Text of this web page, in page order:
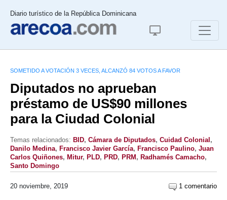
Diario turístico de la República Dominicana
SOMETIDO A VOTACIÓN 3 VECES, ALCANZÓ 84 VOTOS A FAVOR
Diputados no aprueban
préstamo de US$90 millones
para la Ciudad Colonial
Temas relacionados: BID, Cámara de Diputados, Cuidad Colonial ,
Danilo Medina, Francisco Javier García, Francisco Paulino, Juan
Carlos Quiñones, Mitur, PLD, PRD, PRM , Radhamés Camacho,
Santo Domingo
20 noviembre, 2019 1 comentario